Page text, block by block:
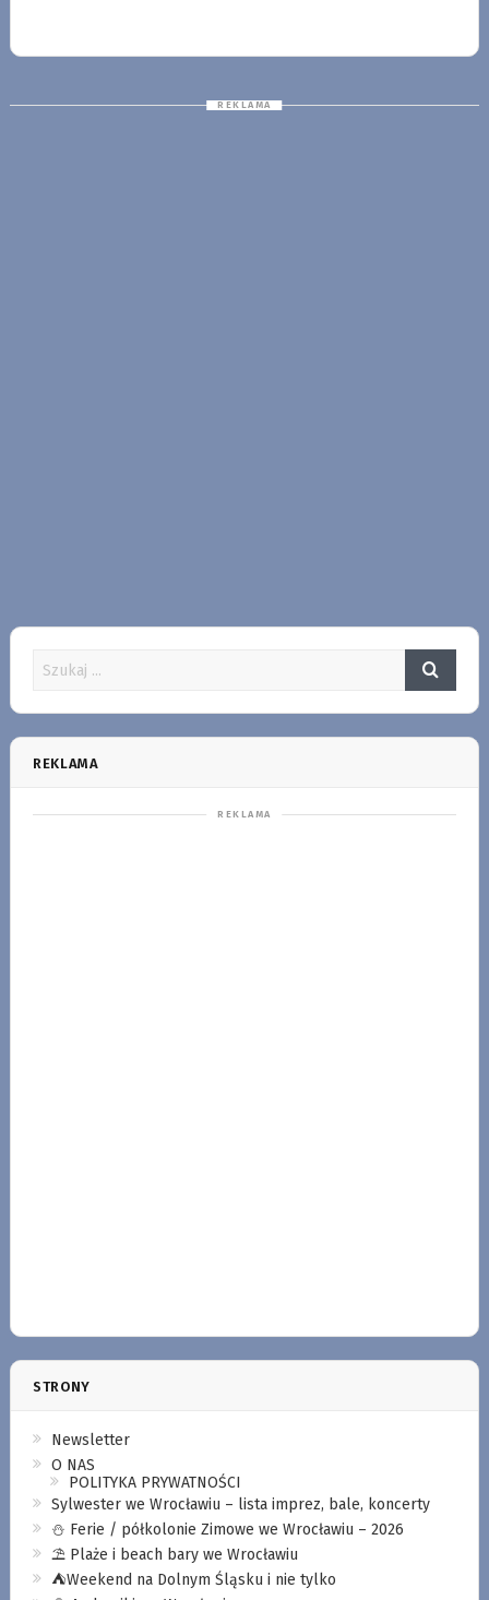
REKLAMA
STRONY
Newsletter
O NAS
POLITYKA PRYWATNOŚCI
Sylwester we Wrocławiu – lista imprez, bale, koncerty
⛄️ Ferie / półkolonie Zimowe we Wrocławiu – 2026
⛱️ Plaże i beach bary we Wrocławiu
⛺️Weekend na Dolnym Śląsku i nie tylko